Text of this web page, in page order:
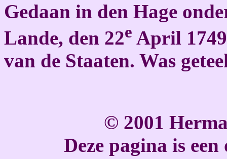
Gedaan in den Hage
Lande, den 22e April
van de Staaten. Was
© 2001
Deze pagina is